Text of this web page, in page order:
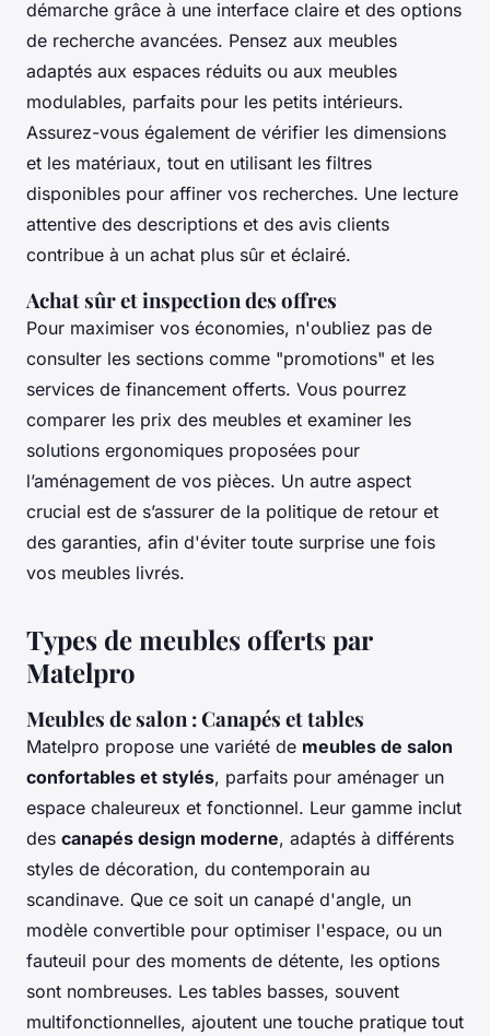
démarche grâce à une interface claire et des options
de recherche avancées. Pensez aux meubles
adaptés aux espaces réduits ou aux meubles
modulables, parfaits pour les petits intérieurs.
Assurez-vous également de vérifier les dimensions
et les matériaux, tout en utilisant les filtres
disponibles pour affiner vos recherches. Une lecture
attentive des descriptions et des avis clients
contribue à un achat plus sûr et éclairé.
Achat sûr et inspection des offres
Pour maximiser vos économies, n'oubliez pas de
consulter les sections comme "promotions" et les
services de financement offerts. Vous pourrez
comparer les prix des meubles et examiner les
solutions ergonomiques proposées pour
l’aménagement de vos pièces. Un autre aspect
crucial est de s’assurer de la politique de retour et
des garanties, afin d'éviter toute surprise une fois
vos meubles livrés.
Types de meubles offerts par
Matelpro
Meubles de salon : Canapés et tables
Matelpro propose une variété de meubles de salon
confortables et stylés, parfaits pour aménager un
espace chaleureux et fonctionnel. Leur gamme inclut
des canapés design moderne, adaptés à différents
styles de décoration, du contemporain au
scandinave. Que ce soit un canapé d'angle, un
modèle convertible pour optimiser l'espace, ou un
fauteuil pour des moments de détente, les options
sont nombreuses. Les tables basses, souvent
multifonctionnelles, ajoutent une touche pratique tout